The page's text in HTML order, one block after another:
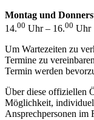
Montag und
14.00 Uhr – 16.00 Uhr
Um Wartezeiten zu
Termine zu
Termin werden
Über diese offiziellen
Möglichkeit,
Ansprechpersonen im